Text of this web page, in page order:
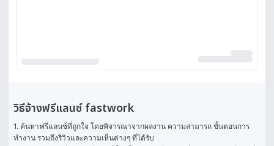
วิธีจ้างฟรีแลนซ์ fastwork
1. ค้นหาฟรีแลนซ์ที่ถูกใจ โดยพิจารณาจากผลงาน ความสามารถ ขั้นตอนการ
ทำงาน รวมถึงรีวิวและความเห็นต่างๆ ที่ได้รับ